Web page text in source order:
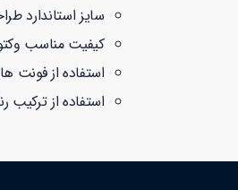
سایز استاندارد
کیفیت مناسب
استفاده از فونت
استفاده از ترکیب